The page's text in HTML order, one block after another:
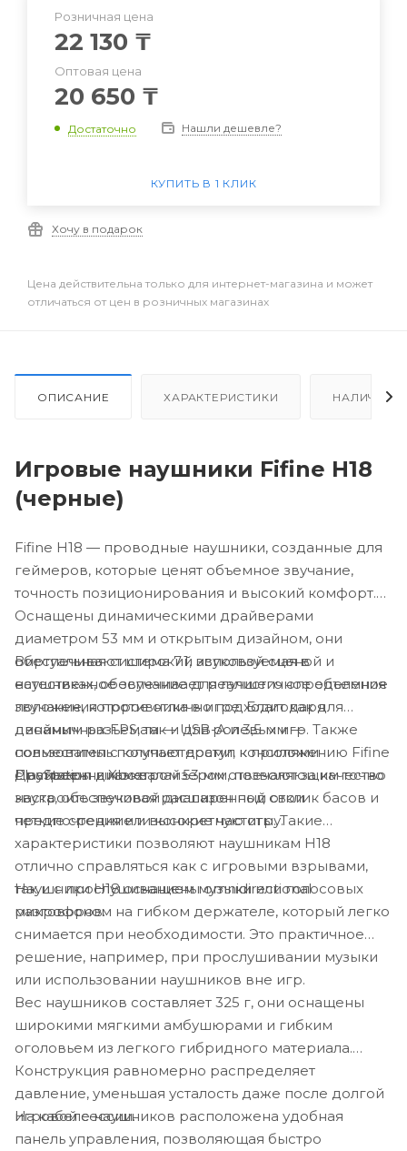
Розничная цена
22 130 ₸
Оптовая цена
20 650 ₸
Достаточно Нашли дешевле?
КУПИТЬ В 1 КЛИК
Хочу в подарок
Цена действительна только для интернет-магазина и может
отличаться от цен в розничных магазинах
ОПИСАНИЕ ХАРАКТЕРИСТИКИ НАЛИЧИЕ
Игровые наушники Fifine H18
(черные)
Fifine H18 — проводные наушники, созданные для
геймеров, которые ценят объемное звучание,
точность позиционирования и высокий комфорт.
Оснащены динамическими драйверами
диаметром 53 мм и открытым дизайном, они
обеспечивают широкий звуковой сценой и
естественное звучание для лучшего определения
положения противника в игре. Благодаря
двойным разъемам — USB-A и 3,5 мм —
совместимы с компьютерами, консолями
PlayStation и Xbox.
Виртуальная система 7.1, используемая в
наушниках, обеспечивает реалистичное объемное
звучание, которое отлично подходит как для
динамичных FPS, так и для ролевых игр. Также
пользователь получает доступ к приложению Fifine
с встроенным эквалайзером, позволяющим точно
настроить звуковой диапазон под свои
предпочтения или конкретную игру.
Драйверы диаметром 53 мм отвечают за качество
звука, обеспечивая расширенный отклик басов и
четкие средние и высокие частоты. Такие
характеристики позволяют наушникам H18
отлично справляться как с игровыми взрывами,
так и с прослушиванием музыки или голосовых
разговоров.
Наушники H18 оснащены omnidirectional
микрофоном на гибком держателе, который легко
снимается при необходимости. Это практичное
решение, например, при прослушивании музыки
или использовании наушников вне игр.
Вес наушников составляет 325 г, они оснащены
широкими мягкими амбушюрами и гибким
оголовьем из легкого гибридного материала.
Конструкция равномерно распределяет
давление, уменьшая усталость даже после долгой
игровой сессии.
На кабеле наушников расположена удобная
панель управления, позволяющая быстро